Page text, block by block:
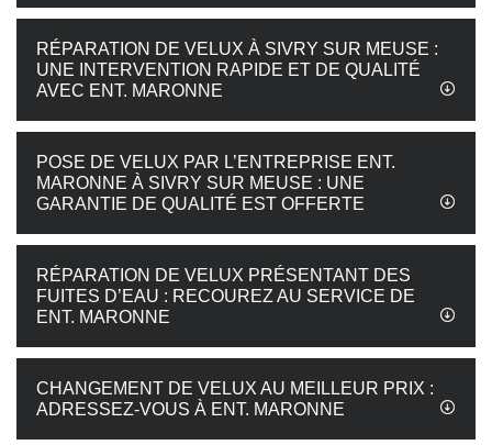
RÉPARATION DE VELUX À SIVRY SUR MEUSE :
UNE INTERVENTION RAPIDE ET DE QUALITÉ
AVEC ENT. MARONNE
POSE DE VELUX PAR L’ENTREPRISE ENT.
MARONNE À SIVRY SUR MEUSE : UNE
GARANTIE DE QUALITÉ EST OFFERTE
RÉPARATION DE VELUX PRÉSENTANT DES
FUITES D’EAU : RECOUREZ AU SERVICE DE
ENT. MARONNE
CHANGEMENT DE VELUX AU MEILLEUR PRIX :
ADRESSEZ-VOUS À ENT. MARONNE